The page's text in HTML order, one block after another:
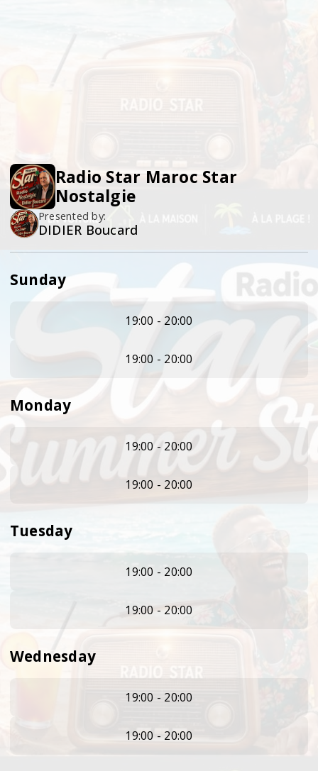
Radio Star Maroc Star
Nostalgie
Presented by:
DIDIER Boucard
Sunday
19:00 - 20:00
19:00 - 20:00
Monday
19:00 - 20:00
19:00 - 20:00
Tuesday
19:00 - 20:00
19:00 - 20:00
Wednesday
19:00 - 20:00
19:00 - 20:00